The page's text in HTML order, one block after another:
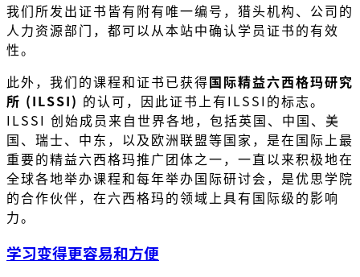
我们所发出证书皆有附有唯一编号，猎头机构、公司的
人力资源部门，都可以从本站中确认学员证书的有效
性。
此外，我们的课程和证书已获得国际精益六西格玛研究
所 (ILSSI) 的认可，因此证书上有ILSSI的标志。
ILSSI 创始成员来自世界各地，包括英国、中国、美
国、瑞士、中东，以及欧洲联盟等国家，是在国际上最
重要的精益六西格玛推广团体之一，一直以来积极地在
全球各地举办课程和每年举办国际研讨会，是优思学院
的合作伙伴，在六西格玛的领域上具有国际级的影响
力。
学习变得更容易和方便